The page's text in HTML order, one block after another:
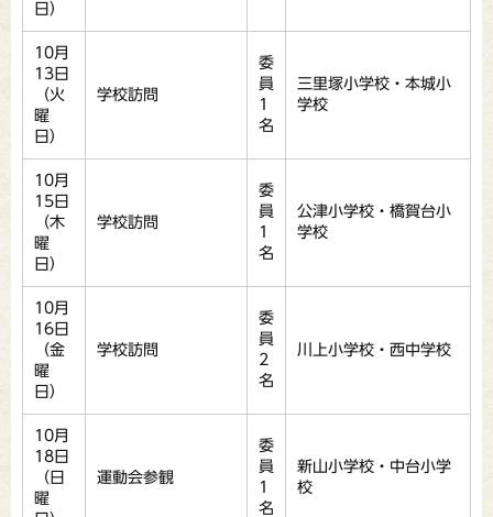
日）
10月
13日
（火
曜
日）
学校訪問
委
員
1
名
三里塚小学校・本城小
学校
10月
15日
（木
曜
日）
学校訪問
委
員
1
名
公津小学校・橋賀台小
学校
10月
16日
（金
曜
日）
学校訪問
委
員
2
名
川上小学校・西中学校
10月
18日
（日
曜
運動会参観
委
員
1
名
新山小学校・中台小学
校